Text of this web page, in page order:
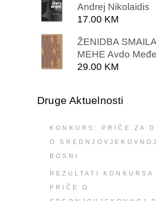
Andrej Nikolaidis
17.00 KM
ŽENIDBA
MEHE Avdo
29.00 KM
Druge Aktuelnosti
KONKURS: PRIČE ZA
O SREDNJOVJEKOVNOJ
BOSNI
REZULTATI KONKURSA
PRIČE O